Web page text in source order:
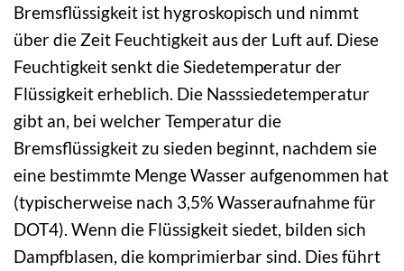
Bremsflüssigkeit ist hygroskopisch und nimmt
über die Zeit Feuchtigkeit aus der Luft auf. Diese
Feuchtigkeit senkt die Siedetemperatur der
Flüssigkeit erheblich. Die Nasssiedetemperatur
gibt an, bei welcher Temperatur die
Bremsflüssigkeit zu sieden beginnt, nachdem sie
eine bestimmte Menge Wasser aufgenommen hat
(typischerweise nach 3,5% Wasseraufnahme für
DOT4). Wenn die Flüssigkeit siedet, bilden sich
Dampfblasen, die komprimierbar sind. Dies führt